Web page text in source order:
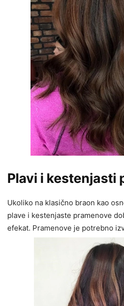
Plavi i kestenjasti
Ukoliko na klasično braon kao
plave i kestenjaste pramenove
efekat. Pramenove je potrebno